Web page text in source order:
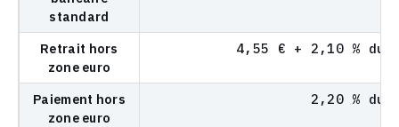
standard
Retrait hors
zone euro
4,55 € + 2,10 % du
Paiement hors
zone euro
2,20 % du